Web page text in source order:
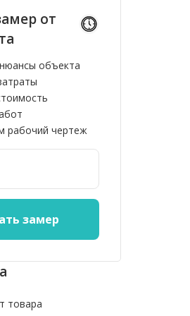
10%
от
объекта
рабочий чертеж
товара